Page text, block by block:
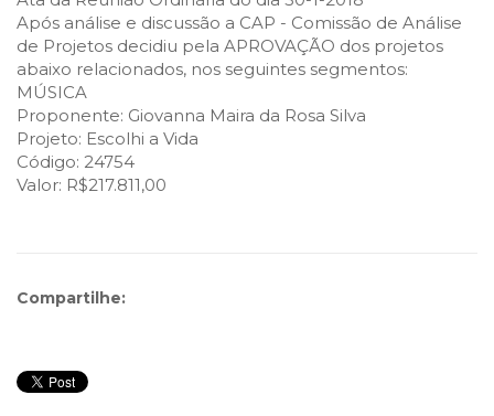
Após análise e discussão a CAP - Comissão de Análise
de Projetos decidiu pela APROVAÇÃO dos projetos
abaixo relacionados, nos seguintes segmentos:
MÚSICA
Proponente: Giovanna Maira da Rosa Silva
Projeto: Escolhi a Vida
Código: 24754
Valor: R$217.811,00
Compartilhe: